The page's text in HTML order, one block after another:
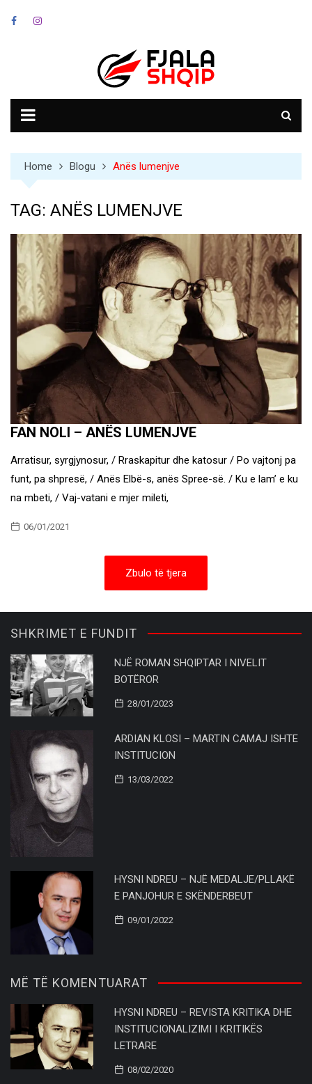
Home Blogu Anës lumenjve
TAG: ANËS LUMENJVE
FAN NOLI – ANËS LUMENJVE
Arratisur, syrgjynosur, / Rraskapitur dhe katosur / Po vajtonj pa
funt, pa shpresë, / Anës Elbë-s, anës Spree-së. / Ku e lam’ e ku
na mbeti, / Vaj-vatani e mjer mileti,
06/01/2021
Zbulo të tjera
SHKRIMET E FUNDIT
NJË ROMAN SHQIPTAR I NIVELIT
BOTËROR
28/01/2023
ARDIAN KLOSI – MARTIN CAMAJ ISHTE
INSTITUCION
13/03/2022
HYSNI NDREU – NJË MEDALJE/PLLAKË
E PANJOHUR E SKËNDERBEUT
09/01/2022
MË TË KOMENTUARAT
HYSNI NDREU – REVISTA KRITIKA DHE
INSTITUCIONALIZIMI I KRITIKËS
LETRARE
08/02/2020